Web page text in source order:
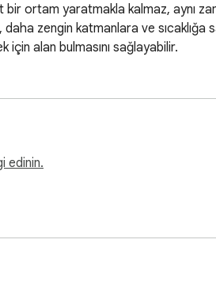
bir ortam yaratmakla kalmaz, aynı
daha zengin katmanlara ve
alan bulmasını sağlayabilir.
edinin.